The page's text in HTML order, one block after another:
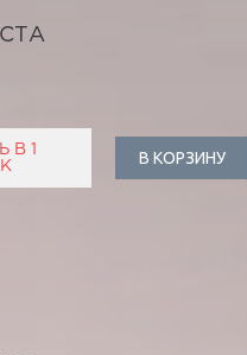
В 1
В КОРЗИНУ